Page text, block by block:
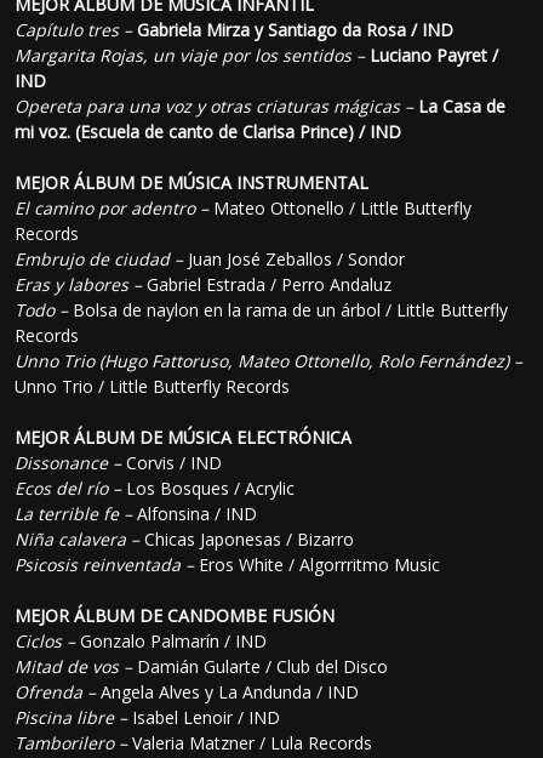
Capítulo tres –Gabriela Mirza y Santiago da Rosa / IND
Margarita Rojas, un viaje por los sentidos –Luciano Payret /
IND
Opereta para una voz y otras criaturas mágicas –La Casa de
mi voz. (Escuela de canto de Clarisa Prince) / IND
MEJOR ÁLBUM DE MÚSICA INSTRUMENTAL
El camino por adentro –Mateo Ottonello / Little Butterfly
Records
Embrujo de ciudad –Juan José Zeballos / Sondor
Eras y labores –Gabriel Estrada / Perro Andaluz
Todo –Bolsa de naylon en la rama de un árbol / Little Butterfly
Records
Unno Trio (Hugo Fattoruso, Mateo Ottonello, Rolo Fernández) –
Unno Trio / Little Butterfly Records
MEJOR ÁLBUM DE MÚSICA ELECTRÓNICA
Dissonance –Corvis / IND
Ecos del río –Los Bosques / Acrylic
La terrible fe –Alfonsina / IND
Niña calavera –Chicas Japonesas / Bizarro
Psicosis reinventada –Eros White / Algorrritmo Music
MEJOR ÁLBUM DE CANDOMBE FUSIÓN
Ciclos –Gonzalo Palmarín / IND
Mitad de vos –Damián Gularte / Club del Disco
Ofrenda –Angela Alves y La Andunda / IND
Piscina libre –Isabel Lenoir / IND
Tamborilero –Valeria Matzner / Lula Records